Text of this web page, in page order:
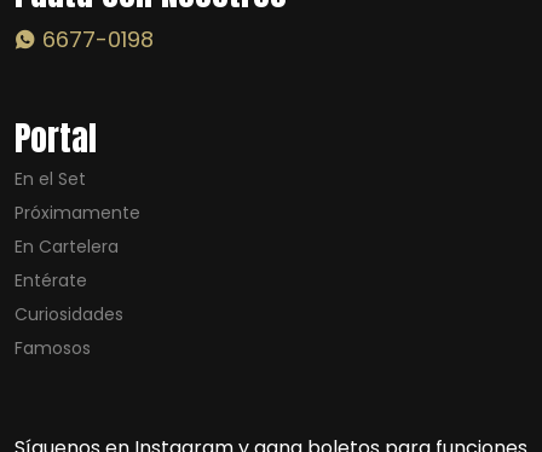
6677-0198
Portal
En el Set
Próximamente
En Cartelera
Entérate
Curiosidades
Famosos